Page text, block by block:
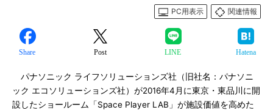
PC用表示
関連情報
Share Post LINE Hatena
パナソニック ライフソリューションズ社（旧社名：パナソニ
ック エコソリューションズ社）が2016年4月に東京・東品川に開
設したショールーム「Space Player LAB」が施設価値を高めた